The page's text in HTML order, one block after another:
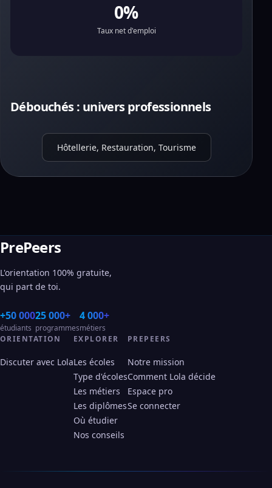
0%
Taux net d'emploi
Débouchés : univers professionnels
Hôtellerie, Restauration, Tourisme
PrePeers
L'orientation 100% gratuite,
qui part de toi.
+50 000
étudiants
25 000+
programmes
4 000+
métiers
ORIENTATION
Discuter avec Lola
EXPLORER
Les écoles
Type d'écoles
Les métiers
Les diplômes
Où étudier
Nos conseils
PREPEERS
Notre mission
Comment Lola décide
Espace pro
Se connecter